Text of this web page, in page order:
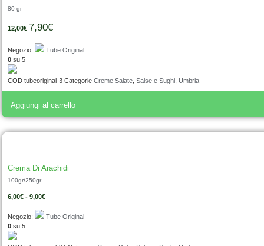
80 gr
12,00€ 7,90€
Negozio:
Tube Original
0 su 5
COD tubeoriginal-3 Categorie Creme Salate, Salse e Sughi, Umbria
Aggiungi al carrello
Crema Di Arachidi
100gr/250gr
6,00€ - 9,00€
Negozio:
Tube Original
0 su 5